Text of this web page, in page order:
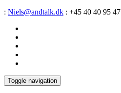
: Niels@andtalk.dk : +45 40 40 95 47
Toggle navigation